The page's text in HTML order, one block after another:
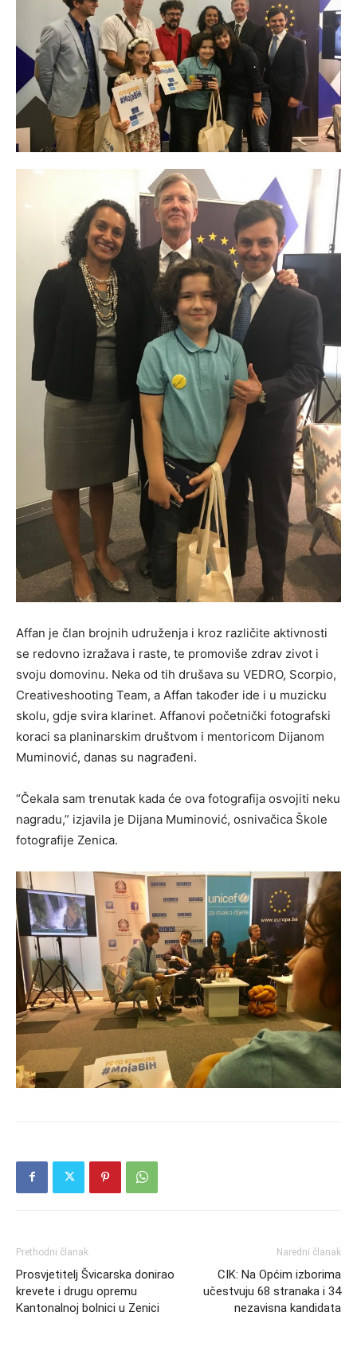
Affan je član brojnih udruženja i kroz različite aktivnosti
se redovno izražava i raste, te promoviše zdrav zivot i
svoju domovinu. Neka od tih drušava su VEDRO, Scorpio,
Creativeshooting Team, a Affan također ide i u muzicku
skolu, gdje svira klarinet. Affanovi početnički fotografski
koraci sa planinarskim društvom i mentoricom Dijanom
Muminović, danas su nagrađeni.
“Čekala sam trenutak kada će ova fotografija osvojiti neku
nagradu,” izjavila je Dijana Muminović, osnivačica Škole
fotografije Zenica.
Prethodni članak
Prosvjetitelj Švicarska donirao
krevete i drugu opremu
Kantonalnoj bolnici u Zenici
Naredni članak
CIK: Na Općim izborima
učestvuju 68 stranaka i 34
nezavisna kandidata